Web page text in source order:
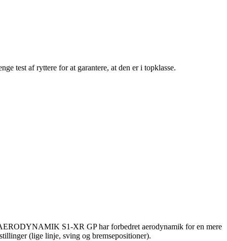
test af ryttere for at garantere, at den er i topklasse.
S1-XR GP har forbedret aerodynamik for en mere
(lige linje, sving og bremsepositioner).